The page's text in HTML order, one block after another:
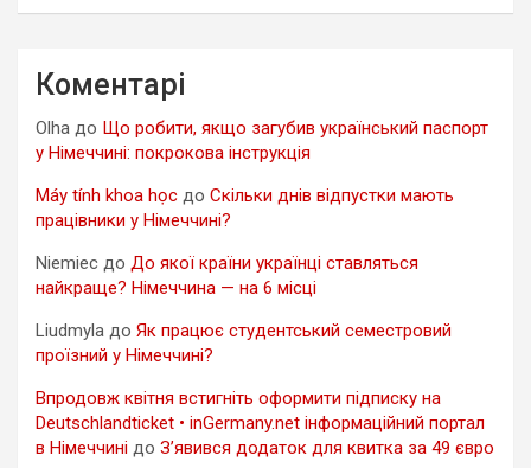
Коментарі
Olha до Що робити, якщо загубив український паспорт
у Німеччині: покрокова інструкція
Máy tính khoa học до Скільки днів відпустки мають
працівники у Німеччині?
Niemiec до До якої країни українці ставляться
найкраще? Німеччина — на 6 місці
Liudmyla до Як працює студентський семестровий
проїзний у Німеччині?
Впродовж квітня встигніть оформити підписку на
Deutschlandticket • inGermany.net інформаційний портал
в Німеччині до З’явився додаток для квитка за 49 євро